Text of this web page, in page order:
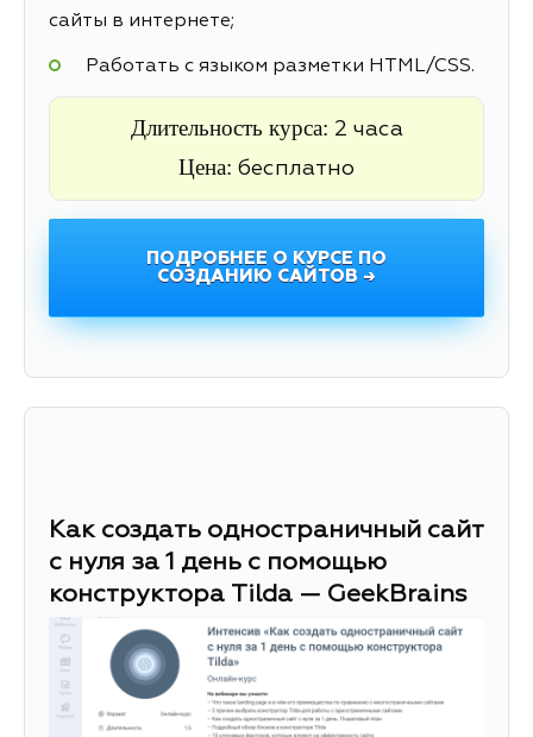
сайты в интернете;
Работать с языком разметки HTML/CSS.
Длительность курса: 2 часа
Цена: бесплатно
ПОДРОБНЕЕ О КУРСЕ ПО
СОЗДАНИЮ САЙТОВ →
Как создать одностраничный сайт
с нуля за 1 день с помощью
конструктора Tilda — GeekBrains